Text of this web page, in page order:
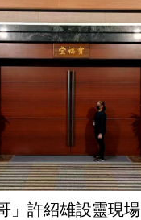
」許紹雄設靈現場